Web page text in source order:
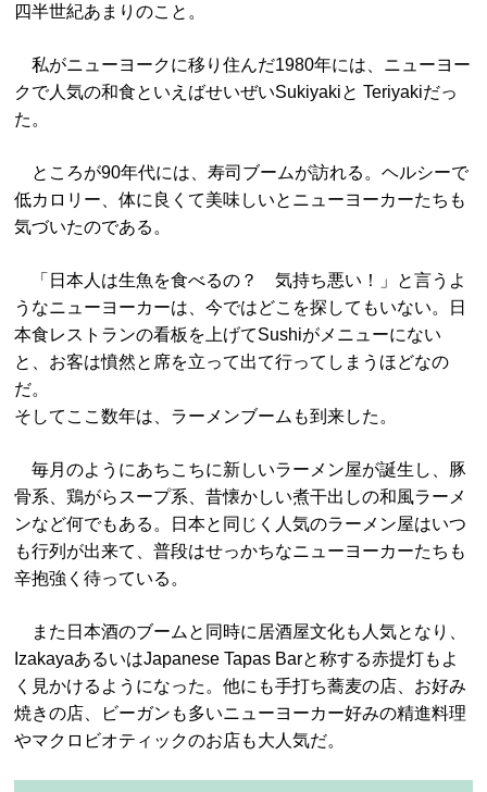
四半世紀あまりのこと。
私がニューヨークに移り住んだ1980年には、ニューヨー
クで人気の和食といえばせいぜいSukiyakiと Teriyakiだっ
た。
ところが90年代には、寿司ブームが訪れる。ヘルシーで
低カロリー、体に良くて美味しいとニューヨーカーたちも
気づいたのである。
「日本人は生魚を食べるの？ 気持ち悪い！」と言うよ
うなニューヨーカーは、今ではどこを探してもいない。日
本食レストランの看板を上げてSushiがメニューにない
と、お客は憤然と席を立って出て行ってしまうほどなの
だ。
そしてここ数年は、ラーメンブームも到来した。
毎月のようにあちこちに新しいラーメン屋が誕生し、豚
骨系、鶏がらスープ系、昔懐かしい煮干出しの和風ラーメ
ンなど何でもある。日本と同じく人気のラーメン屋はいつ
も行列が出来て、普段はせっかちなニューヨーカーたちも
辛抱強く待っている。
また日本酒のブームと同時に居酒屋文化も人気となり、
IzakayaあるいはJapanese Tapas Barと称する赤提灯もよ
く見かけるようになった。他にも手打ち蕎麦の店、お好み
焼きの店、ビーガンも多いニューヨーカー好みの精進料理
やマクロビオティックのお店も大人気だ。